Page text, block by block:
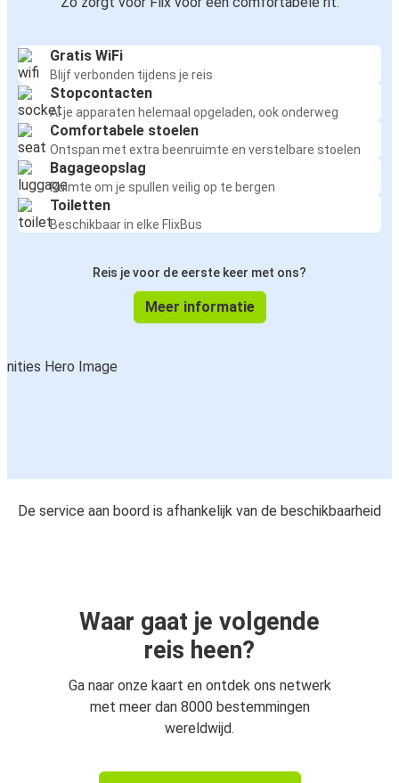
Gratis WiFi
Blijf verbonden tijdens je reis
Stopcontacten
Al je apparaten helemaal opgeladen, ook onderweg
Comfortabele stoelen
Ontspan met extra beenruimte en verstelbare stoelen
Bagageopslag
Ruimte om je spullen veilig op te bergen
Toiletten
Beschikbaar in elke FlixBus
Reis je voor de eerste keer met ons?
Meer informatie
De service aan boord is afhankelijk van de beschikbaarheid
Waar gaat je volgende
reis heen?
Ga naar onze kaart en ontdek ons netwerk
met meer dan 8000 bestemmingen
wereldwijd.